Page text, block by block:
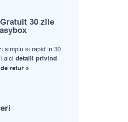
30 zile
simplu si rapid in 30
aici detalii privind
retur »